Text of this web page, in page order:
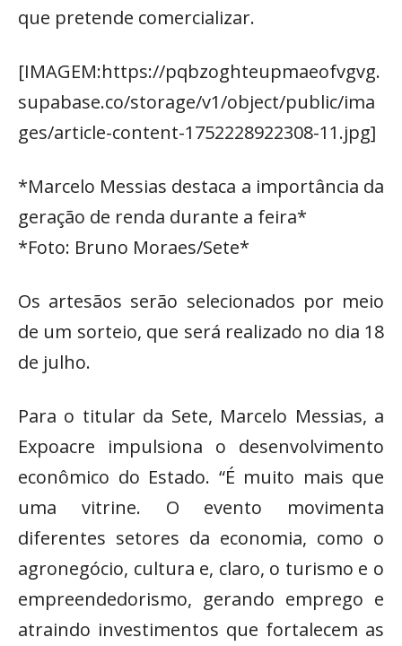
que pretende comercializar.
[IMAGEM:https://pqbzoghteupmaeofvgvg.
supabase.co/storage/v1/object/public/ima
ges/article-content-1752228922308-11.jpg]
*Marcelo Messias destaca a importância da
geração de renda durante a feira*
*Foto: Bruno Moraes/Sete*
Os artesãos serão selecionados por meio
de um sorteio, que será realizado no dia 18
de julho.
Para o titular da Sete, Marcelo Messias, a
Expoacre impulsiona o desenvolvimento
econômico do Estado. “É muito mais que
uma vitrine. O evento movimenta
diferentes setores da economia, como o
agronegócio, cultura e, claro, o turismo e o
empreendedorismo, gerando emprego e
atraindo investimentos que fortalecem as